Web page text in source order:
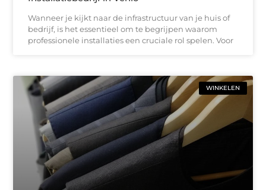
Wanneer je kijkt naar de infrastructuur van je huis of
bedrijf, is het essentieel om te begrijpen waarom
professionele installaties een cruciale rol spelen. Voor
WINKELEN